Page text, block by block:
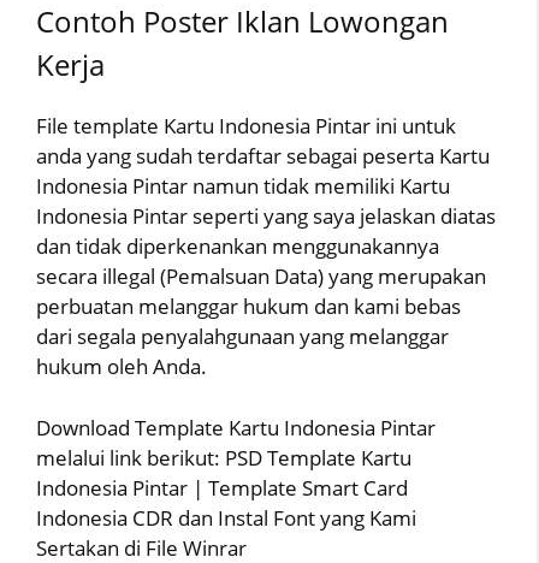
Contoh Poster Iklan Lowongan
Kerja
File template Kartu Indonesia Pintar ini untuk
anda yang sudah terdaftar sebagai peserta Kartu
Indonesia Pintar namun tidak memiliki Kartu
Indonesia Pintar seperti yang saya jelaskan diatas
dan tidak diperkenankan menggunakannya
secara illegal (Pemalsuan Data) yang merupakan
perbuatan melanggar hukum dan kami bebas
dari segala penyalahgunaan yang melanggar
hukum oleh Anda.
Download Template Kartu Indonesia Pintar
melalui link berikut: PSD Template Kartu
Indonesia Pintar | Template Smart Card
Indonesia CDR dan Instal Font yang Kami
Sertakan di File Winrar